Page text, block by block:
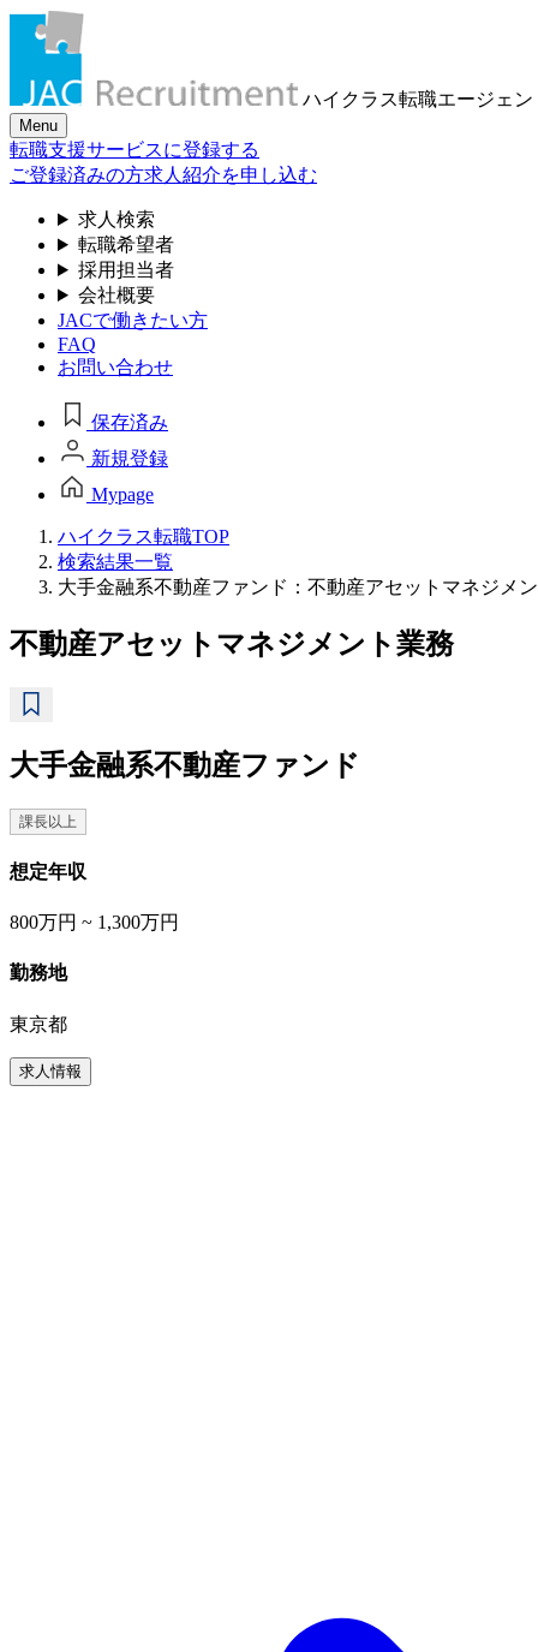
ハイクラス転職エージェン
Menu
転職支援サービスに登録する
ご登録済みの方求人紹介を申し込む
求人検索
転職希望者
採用担当者
会社概要
JACで働きたい方
FAQ
お問い合わせ
保存済み
新規登録
Mypage
ハイクラス転職TOP
検索結果一覧
大手金融系不動産ファンド：不動産アセットマネジメ
不動産アセットマネジメント業務
大手金融系不動産ファンド
課長以上
想定年収
800万円 ~ 1,300万円
勤務地
東京都
求人情報